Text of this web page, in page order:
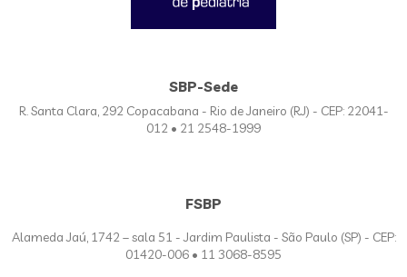
SBP-Sede
R. Santa Clara, 292 Copacabana - Rio de Janeiro (RJ) - CEP: 22041-
012 • 21 2548-1999
FSBP
Alameda Jaú, 1742 – sala 51 - Jardim Paulista - São Paulo (SP) - CEP:
01420-006 • 11 3068-8595